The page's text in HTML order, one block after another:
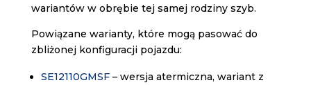
wariantów w obrębie tej samej rodziny szyb.
Powiązane warianty, które mogą pasować do
zbliżonej konfiguracji pojazdu:
SE12110GMSF– wersja atermiczna, wariant z